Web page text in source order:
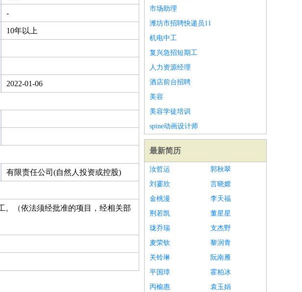
-
10年以上
2022-01-06
有限责任公司(自然人投资或控股)
。（依法须经批准的项目，经相关部
市场助理
潍坊市招聘快递员11
机电中工
复兴急招短期工
人力资源经理
酒店前台招聘
美容
美容学徒培训
spine动画设计师
最新简历
汝哲运
郭秋翠
刘霎欣
言晓嫦
金桃漫
李天福
荆若凯
董星星
珑乔瑞
支杰野
麦荣钦
黎润青
关铃琳
阮南雁
平国璋
霍柏冰
丙榆惠
袁玉娟